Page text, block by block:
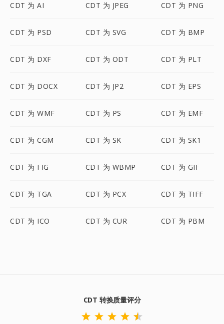
CDT 为 AI CDT 为 JPEG CDT 为 PNG
CDT 为 PSD CDT 为 SVG CDT 为 BMP
CDT 为 DXF CDT 为 ODT CDT 为 PLT
CDT 为 DOCX CDT 为 JP2 CDT 为 EPS
CDT 为 WMF CDT 为 PS CDT 为 EMF
CDT 为 CGM CDT 为 SK CDT 为 SK1
CDT 为 FIG CDT 为 WBMP CDT 为 GIF
CDT 为 TGA CDT 为 PCX CDT 为 TIFF
CDT 为 ICO CDT 为 CUR CDT 为 PBM
CDT 转换质量评分